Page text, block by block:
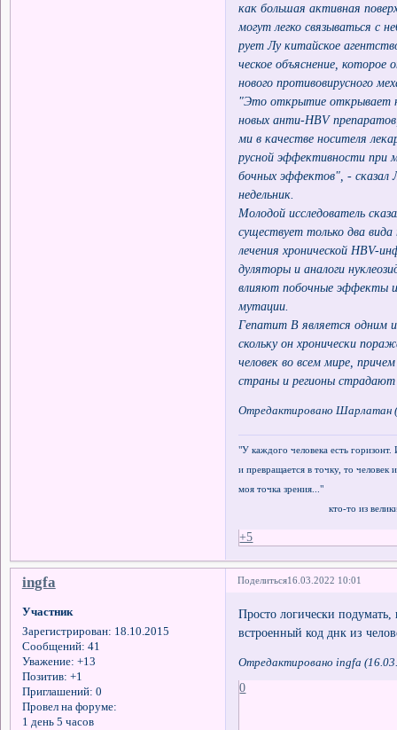
как большая активная
могут легко связываться с
рует Лу китайское
ческое объяснение, которое
нового противовирусного
"Это открытие открывает
новых анти-HBV
ми в качестве носителя
русной эффективности при
бочных эффектов", - сказал
недельник.
Молодой исследователь
существует только два
лечения хронической HBV-
дуляторы и аналоги
влияют побочные эффекты
мутации.
Гепатит В является одним
скольку он хронически
человек во всем мире,
страны и регионы страдают
Отредактировано Шарлатан
"У каждого человека есть горизонт.
и превращается в точку, то человек
моя точка зрения..."
кто-то из великих
+5
Поделиться16.03.2022 10:01
ingfa
Участник
Зарегистрирован: 18.10.2015
Сообщений: 41
Уважение: +13
Позитив: +1
Приглашений: 0
Провел на форуме:
1 день 5 часов
Просто логически
встроенный код днк из
Отредактировано ingfa
0